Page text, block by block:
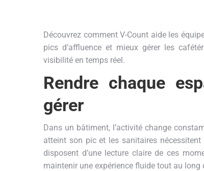
Découvrez comment V-Count aide les
pics d’affluence et mieux gérer les
visibilité en temps réel.
Rendre chaque
gérer
Dans un bâtiment, l’activité change
atteint son pic et les sanitaires
disposent d’une lecture claire de ces
maintenir une expérience fluide tout au long